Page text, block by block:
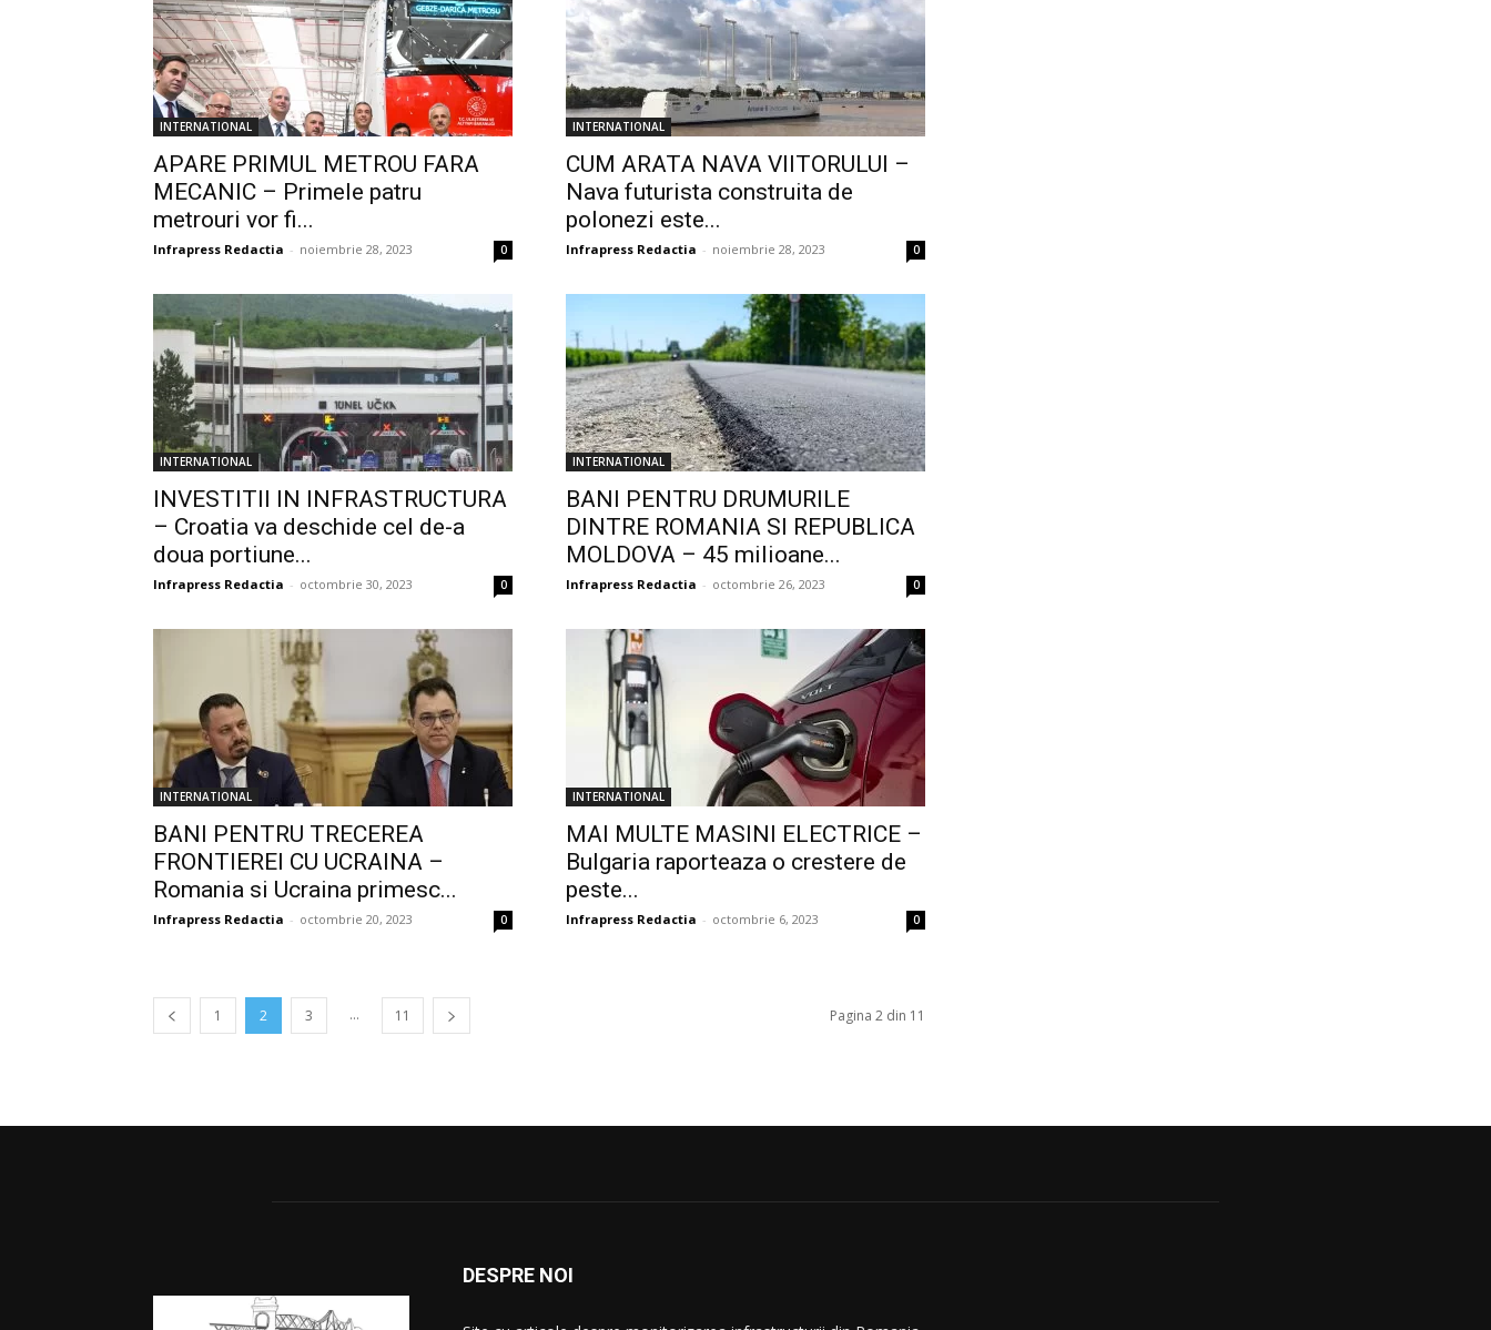
INTERNATIONAL
APARE PRIMUL METROU FARA
MECANIC – Primele patru
metrouri vor fi...
Infrapress Redactia - noiembrie 28, 2023 0
INTERNATIONAL
CUM ARATA NAVA VIITORULUI –
Nava futurista construita de
polonezi este...
Infrapress Redactia - noiembrie 28, 2023 0
INTERNATIONAL
INVESTITII IN INFRASTRUCTURA
– Croatia va deschide cel de-a
doua portiune...
Infrapress Redactia - octombrie 30, 2023 0
INTERNATIONAL
BANI PENTRU DRUMURILE
DINTRE ROMANIA SI REPUBLICA
MOLDOVA – 45 milioane...
Infrapress Redactia - octombrie 26, 2023 0
INTERNATIONAL
BANI PENTRU TRECEREA
FRONTIEREI CU UCRAINA –
Romania si Ucraina primesc...
Infrapress Redactia - octombrie 20, 2023 0
INTERNATIONAL
MAI MULTE MASINI ELECTRICE –
Bulgaria raporteaza o crestere de
peste...
Infrapress Redactia - octombrie 6, 2023 0
1 2 3 ... 11 Pagina 2 din 11
DESPRE NOI